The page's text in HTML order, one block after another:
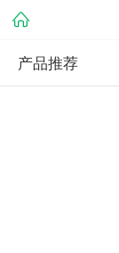
产品推荐